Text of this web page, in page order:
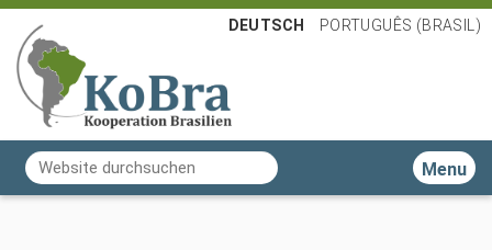
Website durchsuchen
Erweiterte Suche…
DEUTSCH PORTUGUÊS (BRASIL)
Toggle